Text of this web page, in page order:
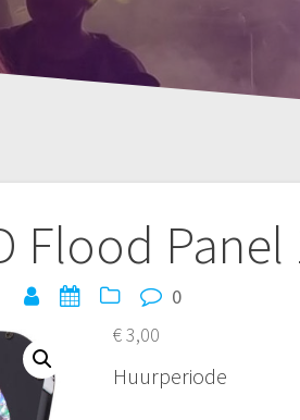
Flood Panel
0
€3,00
Huurperiode